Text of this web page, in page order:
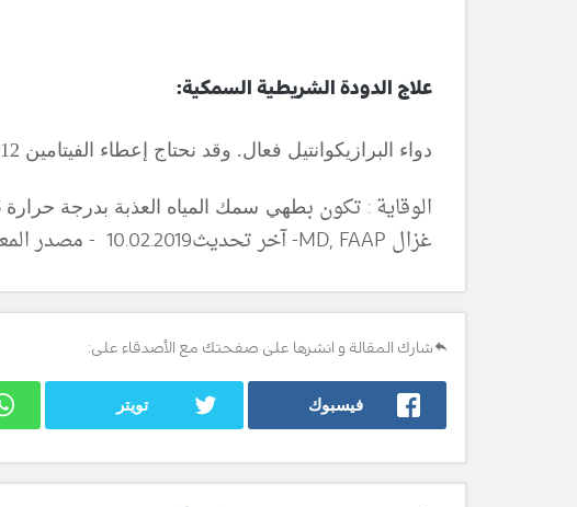
علاج الدودة الشريطية السمكية:
دواء البرازيكوانتيل فعال. وقد نحتاج إعطاء الفيتامين
الوقاية : تكون بطهي سمك المياه العذبة بدرجة حرارة 56م لمدة خمس دقائق أو التبريد لمدة 24ساعة بدرجة حرارة (-18م) أو التشعيع.
غزال MD, FAAP
-آخر تحديث 10.02.2019 - مصدر المعلومات :
شارك المقالة و انشرها على صفحتك مع الأصدقاء على:
فيسبوك تويتر